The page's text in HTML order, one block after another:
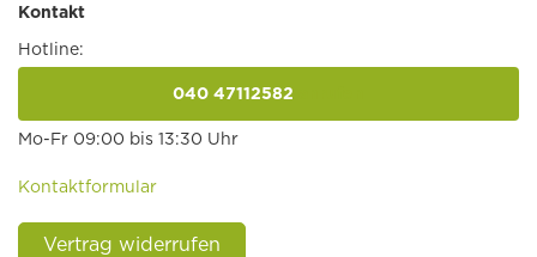
Kontakt
Hotline:
040 47112582
Mo-Fr 09:00 bis 13:30 Uhr
Kontaktformular
Vertrag widerrufen